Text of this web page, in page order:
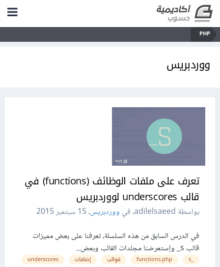
PHP
ووردبريس
تعرف على ملفات الوظائف (functions) في
قالب underscores لووردبريس
بواسطة adilelsaeed، في ووردبريس،15 سبتمبر 2015
في الدرس السابق من هذه السلسلة، تعرفنا على بعض مميزات
قالب s_ وإستعرضنا مجلدات القالب وبعض...
_s
functions.php قوالب إضافات underscores